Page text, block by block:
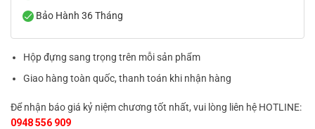
Bảo Hành 36 Tháng
Hộp đựng sang trọng trên mỗi sản phẩm
Giao hàng toàn quốc, thanh toán khi nhận hàng
Để nhận báo giá kỷ niệm chương tốt nhất, vui lòng liên hệ HOTLINE:
0948 556 909